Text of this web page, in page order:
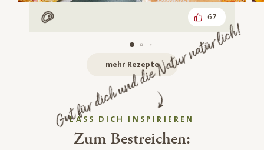
Mit Fleisch 67
mehr Rezepte
Gut für dich und die Natur natürlich!
LASS DICH INSPIRIEREN
Zum Bestreichen: